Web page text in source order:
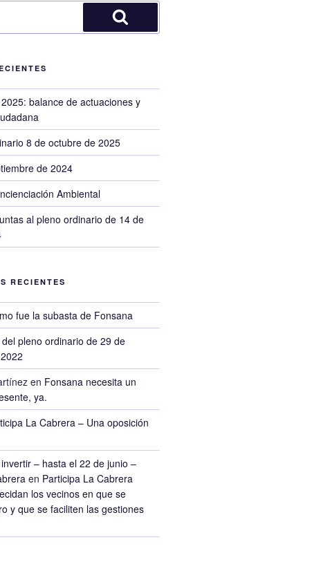
Buscar
balance de actuaciones y
8 de octubre de 2025
de 2024
Ambiental
al pleno ordinario de 14 de
RECIENTES
fue la subasta de Fonsana
pleno ordinario de 29 de
en Fonsana necesita un
ya.
La Cabrera – Una oposición
– hasta el 22 de junio –
en Participa La Cabrera
los vecinos en que se
y que se faciliten las gestiones